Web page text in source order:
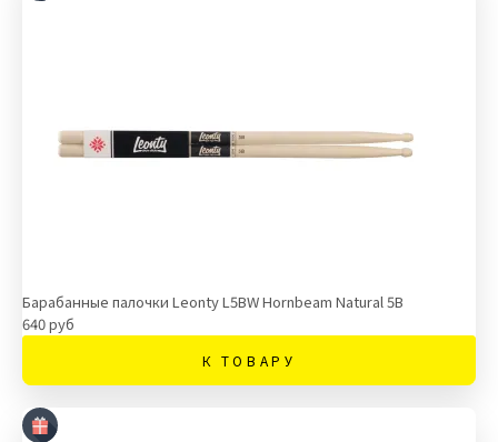
Барабанные палочки Leonty L5BW Hornbeam Natural 5В
640 руб
К ТОВАРУ